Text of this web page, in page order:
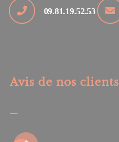
09.81.19.52.53
Avis de nos clients